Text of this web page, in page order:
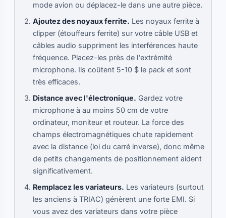
mode avion ou déplacez-le dans une autre pièce.
Ajoutez des noyaux ferrite. Les noyaux ferrite à
clipper (étouffeurs ferrite) sur votre câble USB et
câbles audio suppriment les interférences haute
fréquence. Placez-les près de l'extrémité
microphone. Ils coûtent 5-10 $ le pack et sont
très efficaces.
Distance avec l'électronique. Gardez votre
microphone à au moins 50 cm de votre
ordinateur, moniteur et routeur. La force des
champs électromagnétiques chute rapidement
avec la distance (loi du carré inverse), donc même
de petits changements de positionnement aident
significativement.
Remplacez les variateurs. Les variateurs (surtout
les anciens à TRIAC) génèrent une forte EMI. Si
vous avez des variateurs dans votre pièce